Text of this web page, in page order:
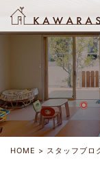
HOME スタッフブロ